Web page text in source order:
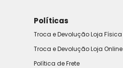
Políticas
Troca e Devolução Loja Física
Troca e Devolução Loja Online
Política de Frete